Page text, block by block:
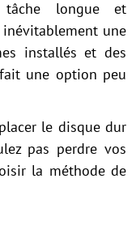
longue et
une
installés et des
une option peu
le disque dur
pas perdre vos
la méthode de